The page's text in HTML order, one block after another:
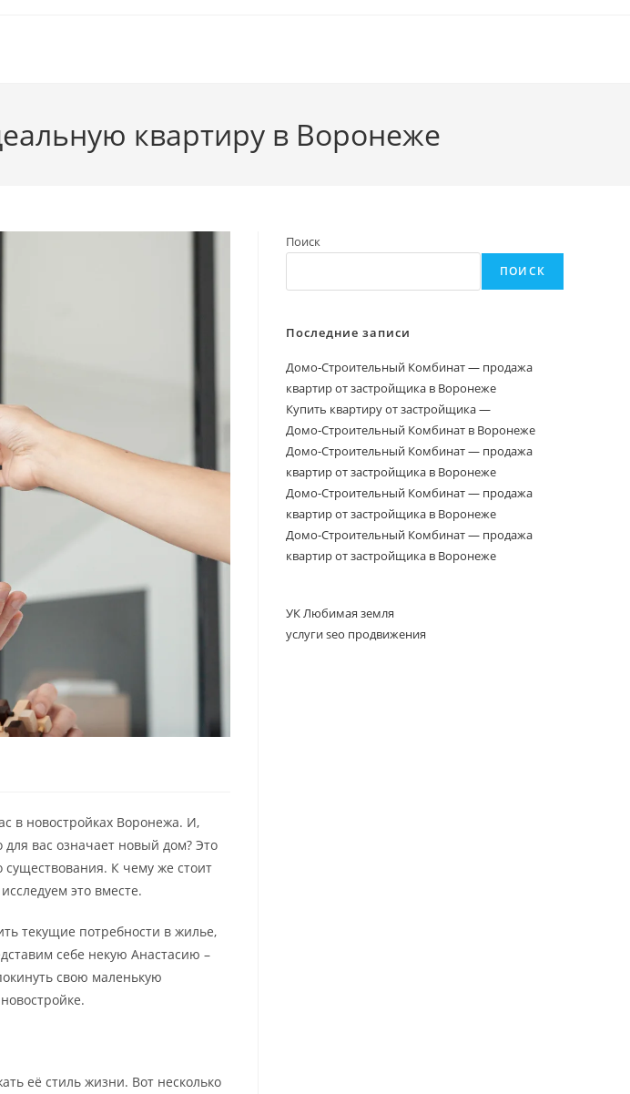
квартиру в Воронеже
в новостройках Воронежа. И,
вас означает новый дом? Это
К чему же стоит
это вместе.
текущие потребности в жилье,
себе некую Анастасию –
свою маленькую
её стиль жизни. Вот несколько
Поиск
ПОИСК
Последние записи
Домо‑Строительный Комбинат — продажа
квартир от застройщика в Воронеже
Купить квартиру от застройщика —
Домо‑Строительный Комбинат в Воронеже
Домо-Строительный Комбинат — продажа
квартир от застройщика в Воронеже
Домо-Строительный Комбинат — продажа
квартир от застройщика в Воронеже
Домо-Строительный Комбинат — продажа
квартир от застройщика в Воронеже
УК Любимая земля
услуги seo продвижения